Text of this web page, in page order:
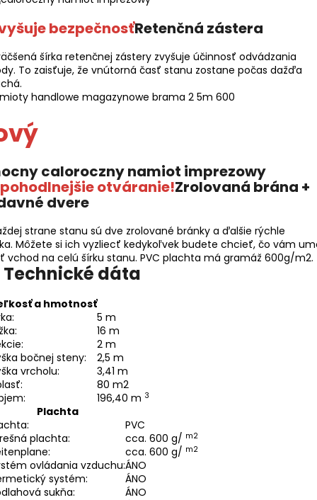
bezpečnosťRetenčná zástera
šírka retenčnej zástery zvyšuje účinnosť odvádzania
To zaisťuje, že vnútorná časť stanu zostane počas dažďa
otváranie!Zrolovaná brána +
dvere
strane stanu sú dve zrolované bránky a ďalšie rýchle
Môžete si ich vyzliecť kedykoľvek budete chcieť, čo vám
vchod na celú šírku stanu. PVC plachta má gramáž 600g/m2.
Technické dáta
a hmotnosť
5 m
16 m
2 m
bočnej steny:
2,5 m
vrcholu:
3,41 m
80 m2
196,40 m 3
Plachta
PVC
plachta:
cca. 600 g/ m2
cca. 600 g/ m2
ovládania vzduchu:ÁNO
systém:
ÁNO
sukňa:
ÁNO